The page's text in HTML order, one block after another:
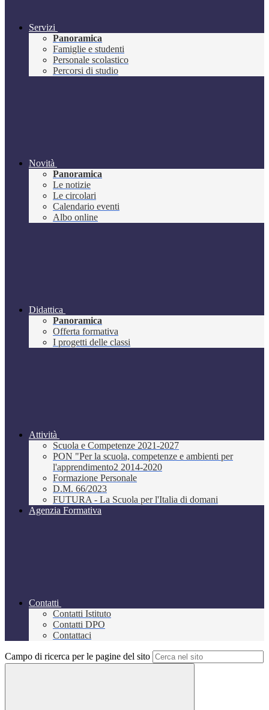
Servizi
Panoramica
Famiglie e studenti
Personale scolastico
Percorsi di studio
Novità
Panoramica
Le notizie
Le circolari
Calendario eventi
Albo online
Didattica
Panoramica
Offerta formativa
I progetti delle classi
Attività
Scuola e Competenze 2021-2027
PON "Per la scuola, competenze e ambienti per
l'apprendimento2 2014-2020
Formazione Personale
D.M. 66/2023
FUTURA - La Scuola per l'Italia di domani
Agenzia Formativa
Contatti
Contatti Istituto
Contatti DPO
Contattaci
Campo di ricerca per le pagine del sito